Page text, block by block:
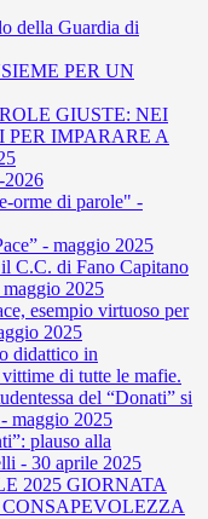
della Guardia di
PER UN
GIUSTE: NEI
IMPARARE A
2026
orme di parole" -
- maggio 2025
C.C. di Fano Capitano
2025
esempio virtuoso per
2025
didattico in
di tutte le mafie.
del “Donati” si
maggio 2025
plauso alla
- 30 aprile 2025
2025 GIORNATA